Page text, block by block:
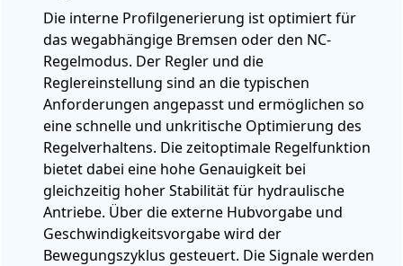
Die interne Profilgenerierung ist optimiert für
das wegabhängige Bremsen oder den NC-
Regelmodus. Der Regler und die
Reglereinstellung sind an die typischen
Anforderungen angepasst und ermöglichen so
eine schnelle und unkritische Optimierung des
Regelverhaltens. Die zeitoptimale Regelfunktion
bietet dabei eine hohe Genauigkeit bei
gleichzeitig hoher Stabilität für hydraulische
Antriebe. Über die externe Hubvorgabe und
Geschwindigkeitsvorgabe wird der
Bewegungszyklus gesteuert. Die Signale werden